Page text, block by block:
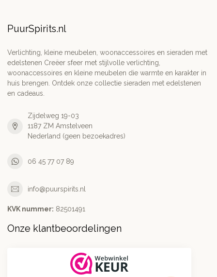
PuurSpirits.nl
Verlichting, kleine meubelen, woonaccessoires en sieraden met
edelstenen Creëer sfeer met stijlvolle verlichting,
woonaccessoires en kleine meubelen die warmte en karakter in
huis brengen. Ontdek onze collectie sieraden met edelstenen
en cadeaus.
Zijdelweg 19-03
1187 ZM Amstelveen
Nederland (geen bezoekadres)
06 45 77 07 89
info@puurspirits.nl
KVK nummer: 82501491
Onze klantbeoordelingen